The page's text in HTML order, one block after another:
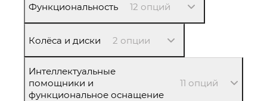
Функциональность 12 опций
Колёса и диски 2 опции
Интеллектуальные
помощники и
функциональное оснащение
11 опций